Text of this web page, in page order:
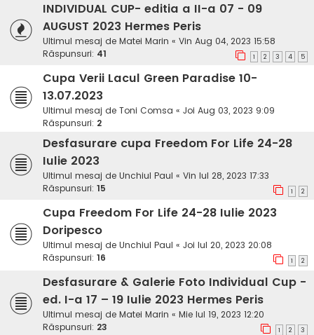
INDIVIDUAL CUP- editia a II-a 07 - 09
AUGUST 2023 Hermes Peris
Ultimul mesaj de Matei Marin « Vin Aug 04, 2023 15:58
Răspunsuri: 41 1 2 3 4 5
Cupa Verii Lacul Green Paradise 10-
13.07.2023
Ultimul mesaj de Toni Comsa « Joi Aug 03, 2023 9:09
Răspunsuri: 2
Desfasurare cupa Freedom For Life 24-28
Iulie 2023
Ultimul mesaj de Unchiul Paul « Vin Iul 28, 2023 17:33
Răspunsuri: 15 1 2
Cupa Freedom For Life 24-28 Iulie 2023
Doripesco
Ultimul mesaj de Unchiul Paul « Joi Iul 20, 2023 20:08
Răspunsuri: 16 1 2
Desfasurare & Galerie Foto Individual Cup -
ed. I-a 17 – 19 Iulie 2023 Hermes Peris
Ultimul mesaj de Matei Marin « Mie Iul 19, 2023 12:20
Răspunsuri: 23 1 2 3